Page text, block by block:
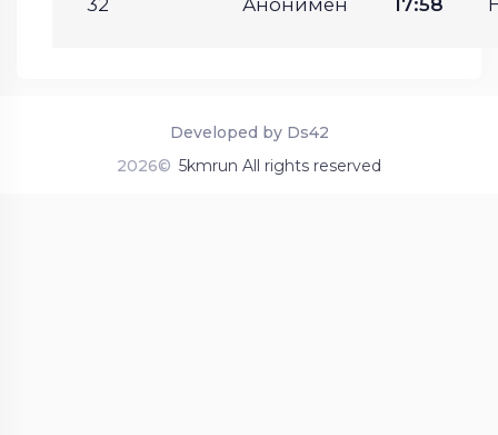
32 Анонимен 17:58
2026© 5kmrun All rights reserved
Developed by Ds42